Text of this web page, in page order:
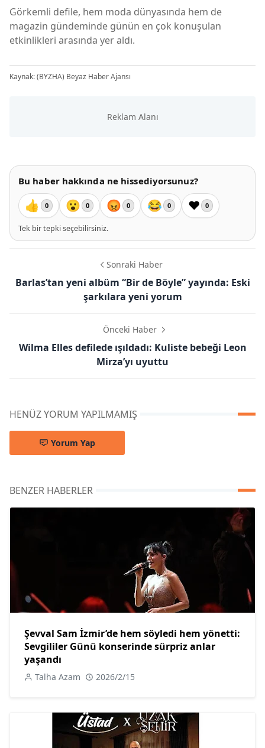
Görkemli defile, hem moda dünyasında hem de
magazin gündeminde günün en çok konuşulan
etkinlikleri arasında yer aldı.
Kaynak: (BYZHA) Beyaz Haber Ajansı
Bu haber hakkında ne hissediyorsunuz?
👍 0 😮 0 😡 0 😂 0 ❤️ 0
Tek bir tepki seçebilirsiniz.
Sonraki Haber
Barlas’tan yeni albüm “Bir de Böyle” yayında: Eski
şarkılara yeni yorum
Önceki Haber
Wilma Elles defilede ışıldadı: Kuliste bebeği Leon
Mirza’yı uyuttu
HENÜZ YORUM YAPILMAMIŞ
Yorum Yap
BENZER HABERLER
Şevval Sam İzmir’de hem söyledi hem yönetti:
Sevgililer Günü konserinde sürpriz anlar
yaşandı
Talha Azam 2026/2/15